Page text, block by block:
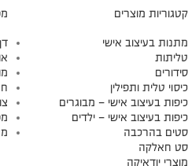
קטגוריות מוצרים
מתנות בעיצוב אישי
טליתות
סידורים
כיסוי טלית ותפילין
כיפות בעיצוב אישי – מבוגרים
כיפות בעיצוב אישי – ילדים
סטים בהרכבה
סט חאלקה
מוצרי יודאיקה